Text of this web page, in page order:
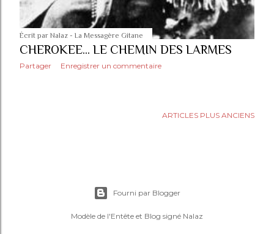
Écrit par Nalaz - La Messagère Gitane
CHEROKEE... LE CHEMIN DES LARMES
Partager Enregistrer un commentaire
ARTICLES PLUS ANCIENS
Fourni par Blogger
Modèle de l'Entête et Blog signé Nalaz